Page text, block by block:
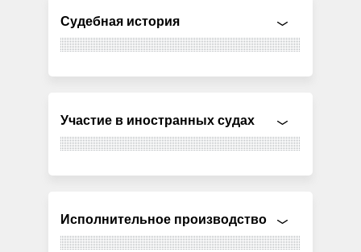
Судебная история
Участие в иностранных судах
Исполнительное производство